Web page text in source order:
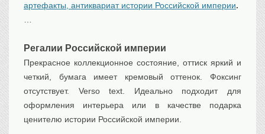
Техника, транспорт, архитектура
Техника
Транспорт
Флот, кораблестроение
Связь
Букинистика
Медицина
артефакты, антиквариат истории Российской империи.
Регалии Российской империи
Прекрасное коллекционное состояние, оттиск яркий и
четкий, бумага имеет кремовый оттенок. Фоксинг
отсутствует. Verso text. Идеально подходит для
оформления интерьера или в качестве подарка
ценителю истории Российской империи.